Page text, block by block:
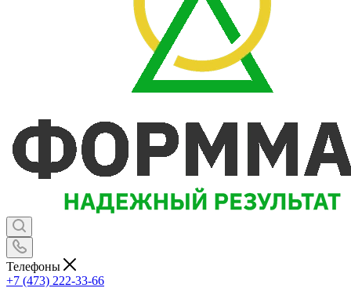
Телефоны
+7 (473) 222-33-66